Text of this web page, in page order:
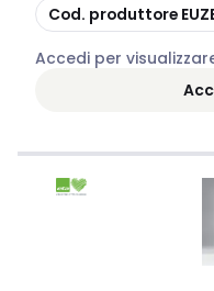
copia
Cod. produttore
Accedi per